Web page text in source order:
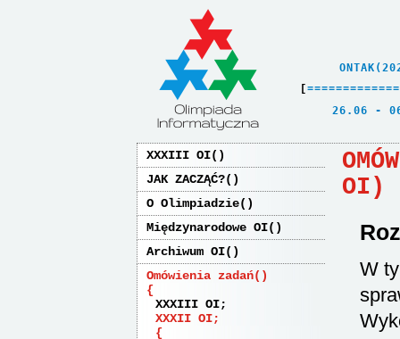
[ =============
26.06
XXXIII OI
JAK ZACZĄĆ?
O Olimpiadzie
Międzynarodowe OI
Archiwum OI
Omówienia zadań
XXXIII OI
XXXII OI
OI)
W